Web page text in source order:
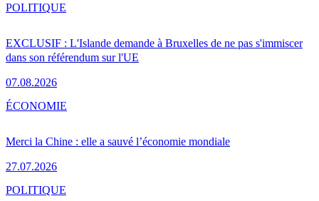
EXCLUSIF : L'Islande demande à Bruxelles de ne pas s'immiscer
dans son référendum sur l'UE
07.08.2026
POLITIQUE
Merci la Chine : elle a sauvé l’économie mondiale
27.07.2026
ÉCONOMIE
POLITIQUE